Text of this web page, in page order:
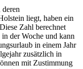
liegt, haben ein
Zahl berechnet
der Woche und kann
in einem Jahr
zusätzlich in
mit Zustimmung